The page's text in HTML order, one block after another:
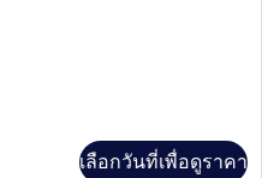
เลือกวันที่เพื่อดูราคา